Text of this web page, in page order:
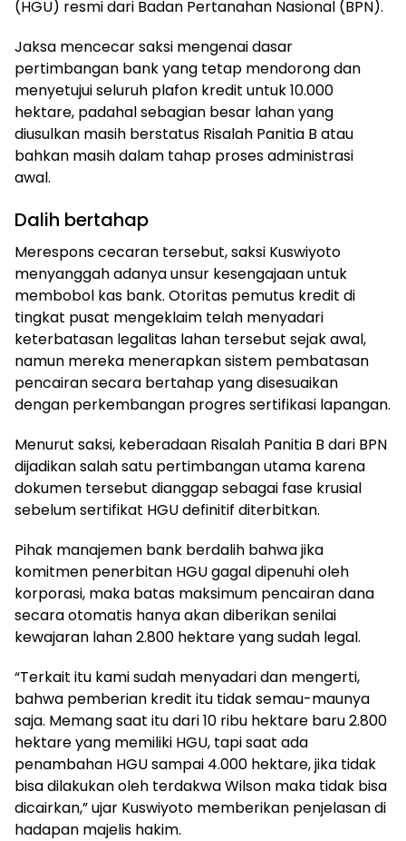
(HGU) resmi dari Badan Pertanahan Nasional (BPN).
Jaksa mencecar saksi mengenai dasar
pertimbangan bank yang tetap mendorong dan
menyetujui seluruh plafon kredit untuk 10.000
hektare, padahal sebagian besar lahan yang
diusulkan masih berstatus Risalah Panitia B atau
bahkan masih dalam tahap proses administrasi
awal.
Dalih bertahap
Merespons cecaran tersebut, saksi Kuswiyoto
menyanggah adanya unsur kesengajaan untuk
membobol kas bank. Otoritas pemutus kredit di
tingkat pusat mengeklaim telah menyadari
keterbatasan legalitas lahan tersebut sejak awal,
namun mereka menerapkan sistem pembatasan
pencairan secara bertahap yang disesuaikan
dengan perkembangan progres sertifikasi lapangan.
Menurut saksi, keberadaan Risalah Panitia B dari BPN
dijadikan salah satu pertimbangan utama karena
dokumen tersebut dianggap sebagai fase krusial
sebelum sertifikat HGU definitif diterbitkan.
Pihak manajemen bank berdalih bahwa jika
komitmen penerbitan HGU gagal dipenuhi oleh
korporasi, maka batas maksimum pencairan dana
secara otomatis hanya akan diberikan senilai
kewajaran lahan 2.800 hektare yang sudah legal.
“Terkait itu kami sudah menyadari dan mengerti,
bahwa pemberian kredit itu tidak semau-maunya
saja. Memang saat itu dari 10 ribu hektare baru 2.800
hektare yang memiliki HGU, tapi saat ada
penambahan HGU sampai 4.000 hektare, jika tidak
bisa dilakukan oleh terdakwa Wilson maka tidak bisa
dicairkan,” ujar Kuswiyoto memberikan penjelasan di
hadapan majelis hakim.